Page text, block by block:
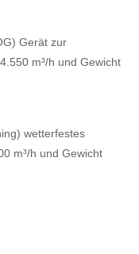
Gerät zur
m³/h und Gewicht
wetterfestes
m³/h und Gewicht